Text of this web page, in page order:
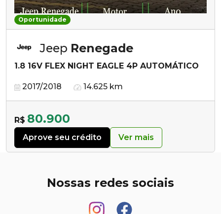
Oportunidade
Jeep Renegade
1.8 16V FLEX NIGHT EAGLE 4P AUTOMÁTICO
2017/2018 14.625 km
R$ 80.900
Aprove seu crédito Ver mais
Nossas redes sociais